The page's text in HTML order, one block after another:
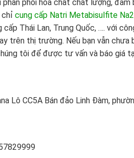
phân phối hóa chất chất lượng,
chỉ cung cấp Natri Metabisulfite
cấp Thái Lan, Trung Quốc, …. với
trên thị trường. Nếu bạn vẫn
tôi để được tư vấn và báo giá
Lô CC5A Bán đảo Linh Đàm,